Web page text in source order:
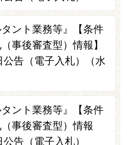
タント業務等』【条件
事後審査型）情報】
公告（電子入札）（水
タント業務等』【条件
（事後審査型）情報
告（電子入札）